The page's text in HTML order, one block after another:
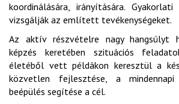
koordinálására, irányítására.
vizsgálják az említett tevékenységeket.
Az aktív részvételre nagy hangsúlyt
képzés keretében szituációs
életéből vett példákon keresztül a
közvetlen fejlesztése, a
beépülés segítése a cél.